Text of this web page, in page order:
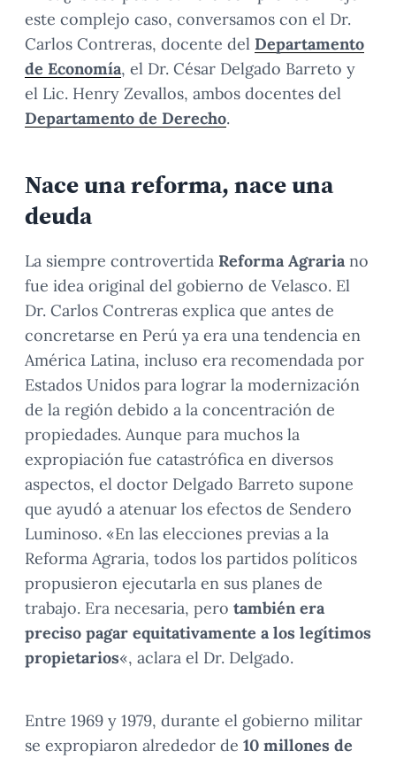
este complejo caso, conversamos con el Dr.
Carlos Contreras, docente del Departamento
de Economía, el Dr. César Delgado Barreto y
el Lic. Henry Zevallos, ambos docentes del
Departamento de Derecho.
Nace una reforma, nace una
deuda
La siempre controvertida Reforma Agrariano
fue idea original del gobierno de Velasco. El
Dr. Carlos Contreras explica que antes de
concretarse en Perú ya era una tendencia en
América Latina, incluso era recomendada por
Estados Unidos para lograr la modernización
de la región debido a la concentración de
propiedades. Aunque para muchos la
expropiación fue catastrófica en diversos
aspectos, el doctor Delgado Barreto supone
que ayudó a atenuar los efectos de Sendero
Luminoso. «En las elecciones previas a la
Reforma Agraria, todos los partidos políticos
propusieron ejecutarla en sus planes de
trabajo. Era necesaria, pero también era
preciso pagar equitativamente a los legítimos
propietarios«, aclara el Dr. Delgado.
Entre 1969 y 1979, durante el gobierno militar
se expropiaron alrededor de 10 millones de